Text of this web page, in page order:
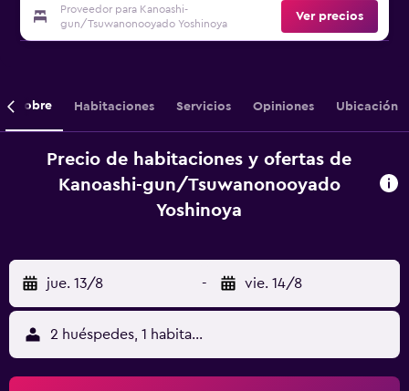
Proveedor para Kanoashi-
gun/Tsuwanonooyado Yoshinoya
Ver precios
Sobre Habitaciones Servicios Opiniones Ubicación
Precio de habitaciones y ofertas de
Kanoashi-gun/Tsuwanonooyado
Yoshinoya
jue. 13/8 - vie. 14/8
2 huéspedes, 1 habitación